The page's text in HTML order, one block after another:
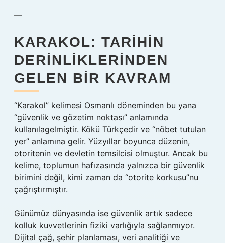
—
KARAKOL: TARIHIN
DERINLIKLERINDEN
GELEN BIR KAVRAM
“Karakol” kelimesi Osmanlı döneminden bu yana
“güvenlik ve gözetim noktası” anlamında
kullanılagelmiştir. Kökü Türkçedir ve “nöbet tutulan
yer” anlamına gelir. Yüzyıllar boyunca düzenin,
otoritenin ve devletin temsilcisi olmuştur. Ancak bu
kelime, toplumun hafızasında yalnızca bir güvenlik
birimini değil, kimi zaman da “otorite korkusu”nu
çağrıştırmıştır.
Günümüz dünyasında ise güvenlik artık sadece
kolluk kuvvetlerinin fiziki varlığıyla sağlanmıyor.
Dijital çağ, şehir planlaması, veri analitiği ve